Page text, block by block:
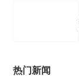
热门新闻